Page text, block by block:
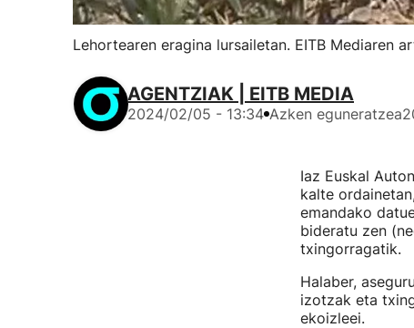
Lehortearen eragina lursailetan. EITB Mediaren
AGENTZIAK | EITB MEDIA
2024/02/05 - 13:34 Azken eguneratzea
Iaz Euskal
kalte
emandako
bideratu zen
txingorragatik.
Halaber,
izotzak eta
ekoizleei.